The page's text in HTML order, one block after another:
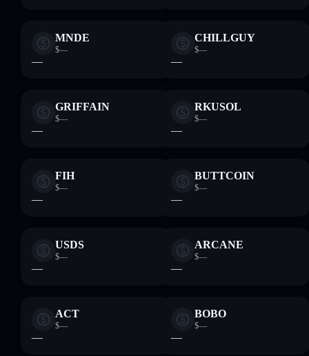
MNDE
$—
—
CHILLGUY
$—
—
GRIFFAIN
$—
—
RKUSOL
$—
—
FIH
$—
—
BUTTCOIN
$—
—
USDS
$—
—
ARCANE
$—
—
ACT
$—
—
BOBO
$—
—